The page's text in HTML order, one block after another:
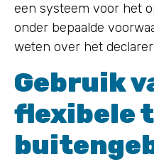
een systeem voor het
onder bepaalde
weten over het
Gebruik
flexibele